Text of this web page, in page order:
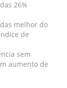
26%
melhor do
de
sem
aumento de